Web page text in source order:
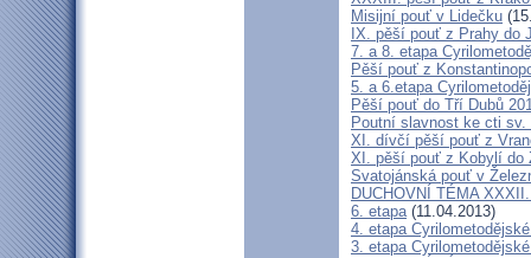
Misijní pouť v Lidečku
IX. pěší pouť z Prahy do
7. a 8. etapa
Pěší pouť z
5. a 6.etapa
Pěší pouť do Tří Dubů
Poutní slavnost ke cti sv.
XI. dívčí pěší pouť z
XI. pěší pouť z Kobylí do
Svatojánská pouť v
DUCHOVNÍ TÉMA
6. etapa(11.04.2013)
4. etapa
3. etapa